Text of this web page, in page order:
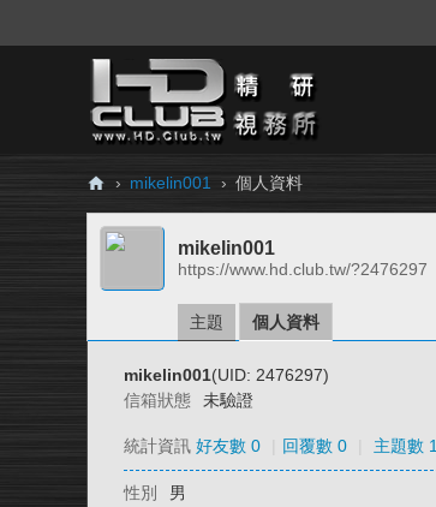
H
Cl
› mikelin001 › 個人資料
mikelin001
https://www.hd.club.tw/?2476297
主題 個人資料
mikelin001(UID: 2476297)
信箱狀態
未驗證
統計資訊 好友數 0 回覆數 0 主題數 1
性別 男